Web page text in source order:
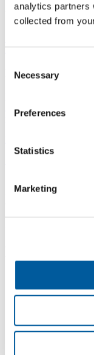
analytics partners
collected from
Selection
Necessary
Preferences
Statistics
Marketing
Wichtige Links
Fatra a.s.
Aktuelles
27465021, mit Sitz in